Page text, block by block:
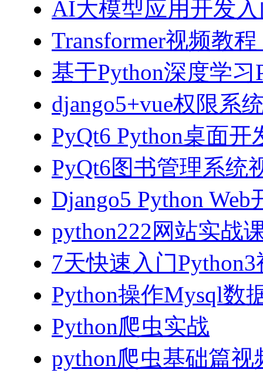
AI大模型应用开发入
Transformer视频教
基于Python深度学
django5+vue权限系
PyQt6 Python桌面开
PyQt6图书管理系统
Django5 Python
python222网站实战
7天快速入门
Python操作Mysql数
Python爬虫实战
python爬虫基础篇视